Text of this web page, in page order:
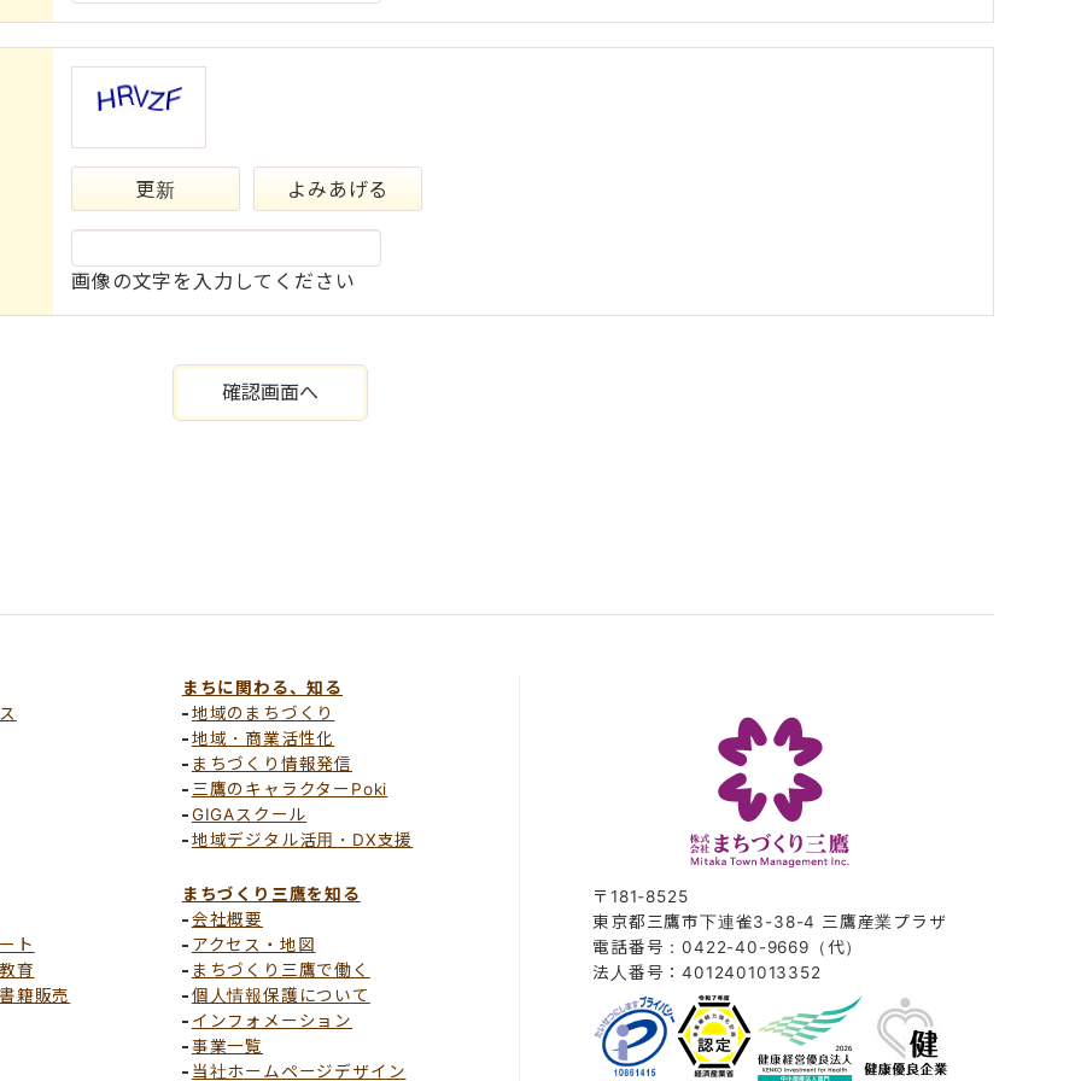
更新 よみあげる
画像の文字を入力してください
ト
育
籍販売
まちに関わる、知る
地域のまちづくり
地域・商業活性化
まちづくり情報発信
三鷹のキャラクターPoki
GIGAスクール
地域デジタル活用・DX支援
まちづくり三鷹を知る
会社概要
アクセス・地図
まちづくり三鷹で働く
個人情報保護について
インフォメーション
事業一覧
当社ホームページデザイン
〒181-8525
東京都三鷹市下連雀3-38-4 三鷹産業プラザ
電話番号：0422-40-9669（代）
法人番号：4012401013352